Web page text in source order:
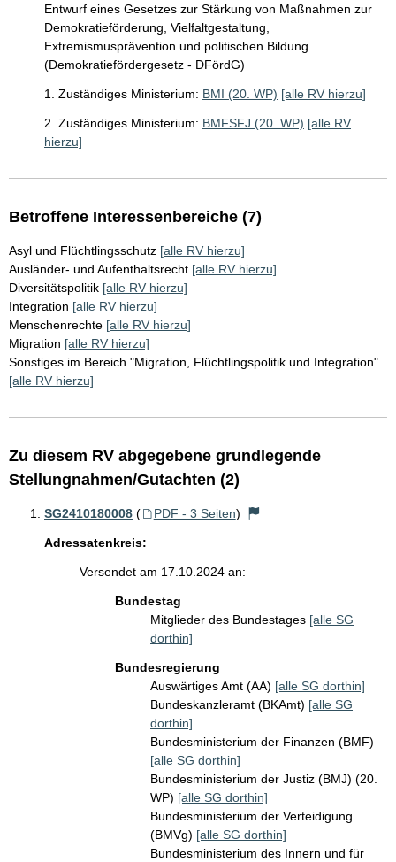
Entwurf eines Gesetzes zur Stärkung von Maßnahmen zur
Demokratieförderung, Vielfaltgestaltung,
Extremismusprävention und politischen Bildung
(Demokratiefördergesetz - DFördG)
1. Zuständiges Ministerium: BMI (20. WP) [alle RV hierzu]
2. Zuständiges Ministerium: BMFSFJ (20. WP) [alle RV
hierzu]
Betroffene Interessenbereiche (7)
Asyl und Flüchtlingsschutz [alle RV hierzu]
Ausländer- und Aufenthaltsrecht [alle RV hierzu]
Diversitätspolitik [alle RV hierzu]
Integration [alle RV hierzu]
Menschenrechte [alle RV hierzu]
Migration [alle RV hierzu]
Sonstiges im Bereich "Migration, Flüchtlingspolitik und Integration"
[alle RV hierzu]
Zu diesem RV abgegebene grundlegende
Stellungnahmen/Gutachten (2)
SG2410180008 ( PDF - 3 Seiten)
Adressatenkreis:
Versendet am 17.10.2024 an:
Bundestag
Mitglieder des Bundestages [alle SG
dorthin]
Bundesregierung
Auswärtiges Amt (AA) [alle SG dorthin]
Bundeskanzleramt (BKAmt) [alle SG
dorthin]
Bundesministerium der Finanzen (BMF)
[alle SG dorthin]
Bundesministerium der Justiz (BMJ) (20.
WP) [alle SG dorthin]
Bundesministerium der Verteidigung
(BMVg) [alle SG dorthin]
Bundesministerium des Innern und für